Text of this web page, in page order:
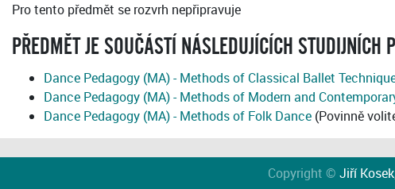
Pro tento předmět se rozvrh nepřipravuje
PŘEDMĚT JE SOUČÁSTÍ NÁSLEDUJÍCÍCH STUDIJNÍCH
Dance Pedagogy (MA) - Methods of Classical Ballet
Dance Pedagogy (MA) - Methods of Modern and
Dance Pedagogy (MA) - Methods of Folk Dance (Povinně
Copyright © Jiří Kosek